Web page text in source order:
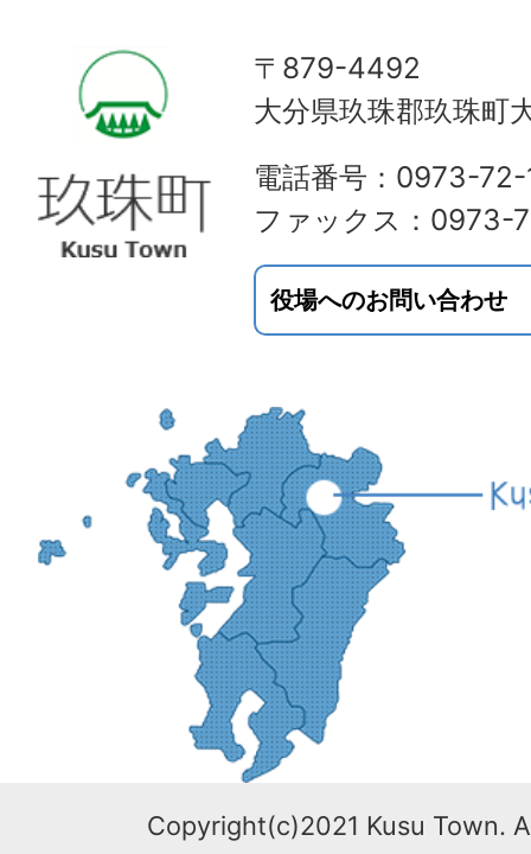
〒879-4492
大分県玖珠郡玖珠町
電話番号：0973-72-
ファックス：0973-
役場へのお問い合わせ
Copyright(c)2021 Kusu Town.